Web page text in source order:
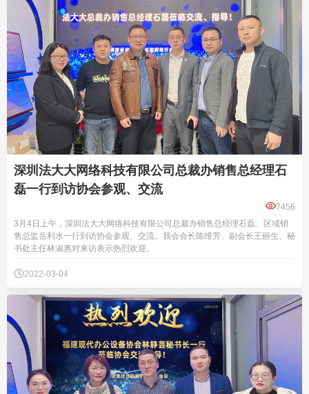
深圳法大大网络科技有限公司总裁办销售总经理石
磊一行到访协会参观、交流
7456
3月4日上午，深圳法大大网络科技有限公司总裁办销售总经理石磊、区域销
售总监岳利水一行到访协会参观、交流。我会会长陈维芳、副会长王丽生、秘
书处主任林淑惠对来访表示热烈欢迎。
2022-03-04